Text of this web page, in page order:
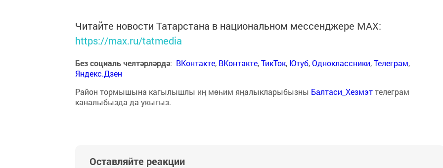
Читайте новости Татарстана в национальном мессенджере MАХ:
https://max.ru/tatmedia
Без социаль челтәрләрдә: ВКонтакте, ВКонтакте,ТикТок, Ютуб,Одноклассники,Телеграм,
Яндекс.Дзен
Район тормышына кагылышлы иң мөһим яңалыкларыбызны Балтаси_Хезмэттелеграм
каналыбызда да укыгыз.
Оставляйте реакции